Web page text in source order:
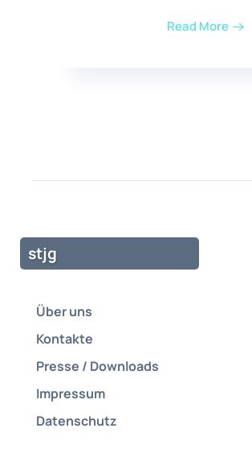
Read More
stjg
Über uns
Kontakte
Presse / Downloads
Impressum
Datenschutz